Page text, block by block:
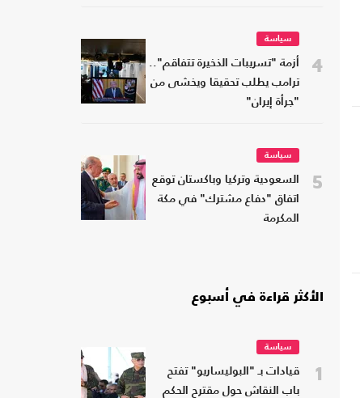
4
سياسة
أزمة "تسريبات الذخيرة تتفاقم"..
ترامب يطلب تحقيقا ويخشى من
"جرأة إيران"
5
سياسة
السعودية وتركيا وباكستان توقع
اتفاق "دفاع مشترك" في مكة
المكرمة
الأكثر قراءة في أسبوع
1
سياسة
قيادات بـ "البوليساريو" تفتح
باب النقاش حول مقترح الحكم